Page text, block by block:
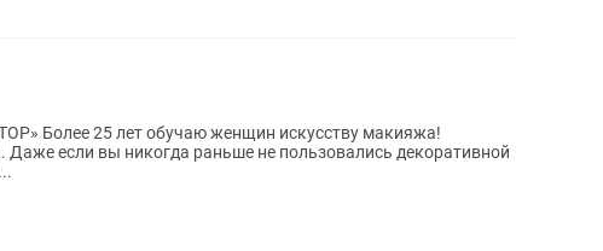
макияжа!
Даже если вы никогда раньше не пользовались декоративной